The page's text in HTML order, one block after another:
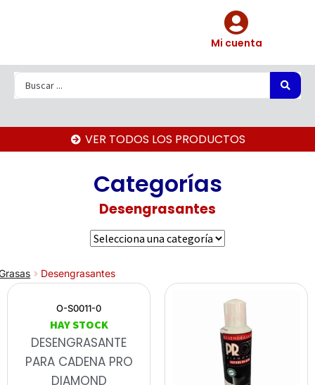
Mi cuenta
VER TODOS LOS PRODUCTOS
Categorías
Desengrasantes
Desengrasantes
O-S0011-0
HAY STOCK
DESENGRASANTE
PARA CADENA PRO
DIAMOND